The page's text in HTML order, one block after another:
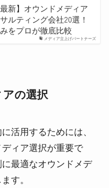
メディア立上げパートナーズ
最新】オウンドメディア
ルティング会社20選！
をプロが徹底比較
の選択
活用するためには、
ィア選択が重要で
最適なオウンドメデ
す。